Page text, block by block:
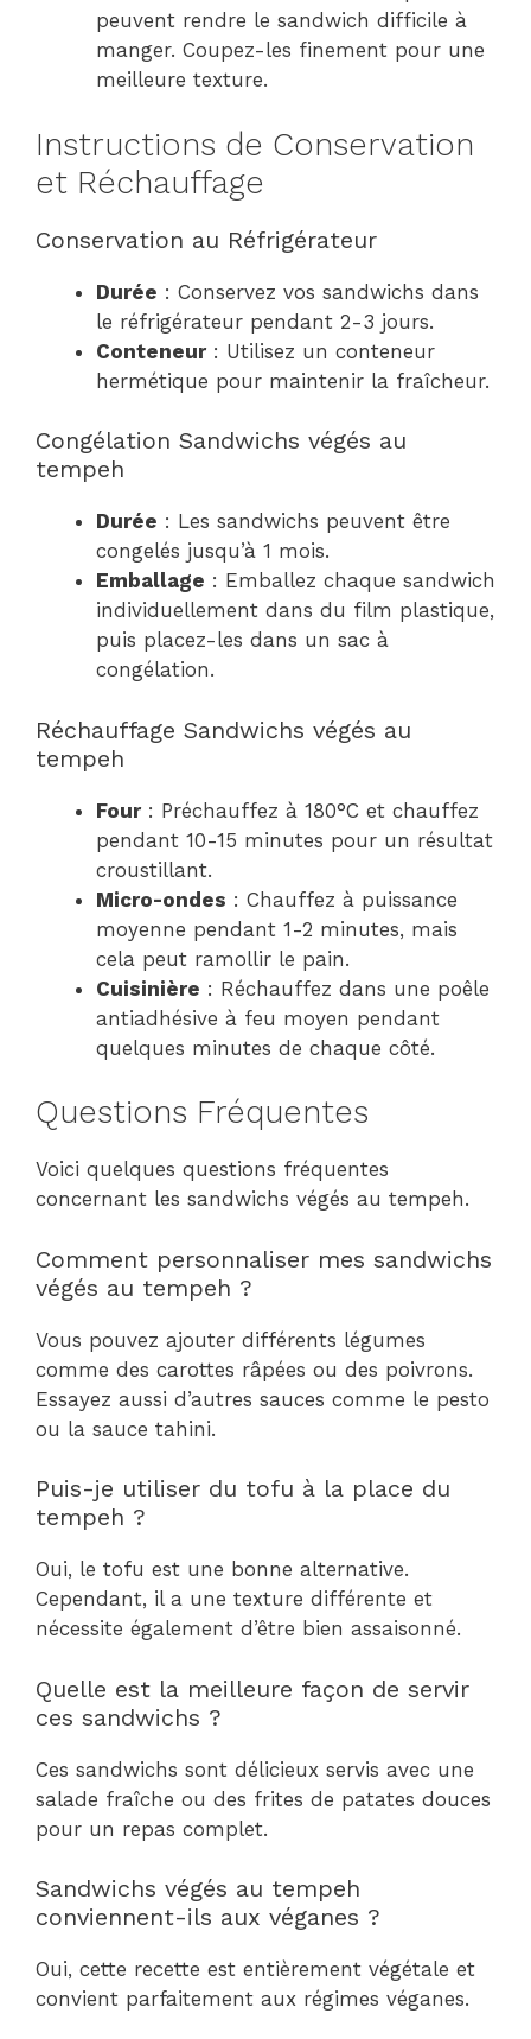
peuvent rendre le sandwich difficile à
manger. Coupez-les finement pour une
meilleure texture.
Instructions de Conservation
et Réchauffage
Conservation au Réfrigérateur
Durée : Conservez vos sandwichs dans
le réfrigérateur pendant 2-3 jours.
Conteneur: Utilisez un conteneur
hermétique pour maintenir la fraîcheur.
Congélation Sandwichs végés au
tempeh
Durée : Les sandwichs peuvent être
congelés jusqu’à 1 mois.
Emballage : Emballez chaque sandwich
individuellement dans du film plastique,
puis placez-les dans un sac à
congélation.
Réchauffage Sandwichs végés au
tempeh
Four: Préchauffez à 180°C et chauffez
pendant 10-15 minutes pour un résultat
croustillant.
Micro-ondes : Chauffez à puissance
moyenne pendant 1-2 minutes, mais
cela peut ramollir le pain.
Cuisinière : Réchauffez dans une poêle
antiadhésive à feu moyen pendant
quelques minutes de chaque côté.
Questions Fréquentes
Voici quelques questions fréquentes
concernant les sandwichs végés au tempeh.
Comment personnaliser mes sandwichs
végés au tempeh ?
Vous pouvez ajouter différents légumes
comme des carottes râpées ou des poivrons.
Essayez aussi d’autres sauces comme le pesto
ou la sauce tahini.
Puis-je utiliser du tofu à la place du
tempeh ?
Oui, le tofu est une bonne alternative.
Cependant, il a une texture différente et
nécessite également d’être bien assaisonné.
Quelle est la meilleure façon de servir
ces sandwichs ?
Ces sandwichs sont délicieux servis avec une
salade fraîche ou des frites de patates douces
pour un repas complet.
Sandwichs végés au tempeh
conviennent-ils aux véganes ?
Oui, cette recette est entièrement végétale et
convient parfaitement aux régimes véganes.